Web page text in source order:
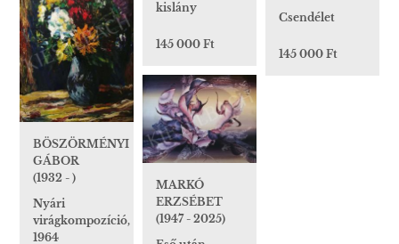
kislány
145 000 Ft
Csendélet
145 000 Ft
BÖSZÖRMÉNYI
GÁBOR
(1932 - )
Nyári
virágkompozíció,
1964
MARKÓ
ERZSÉBET
(1947 - 2025)